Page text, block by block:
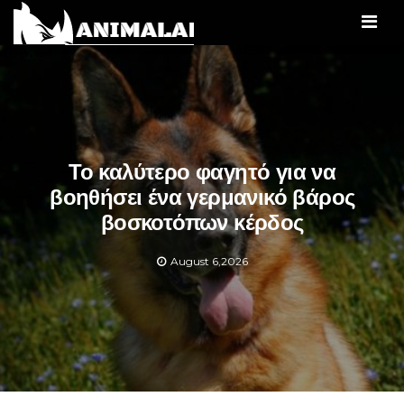
Το καλύτερο φαγητό για να
βοηθήσει ένα γερμανικό βάρος
βοσκοτόπων κέρδος
August 6,2026